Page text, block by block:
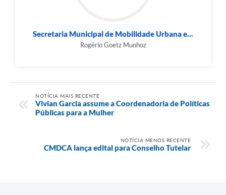
Secretaria Municipal de Mobilidade Urbana e...
Rogério Goetz Munhoz
NOTÍCIA MAIS RECENTE
Vivian Garcia assume a Coordenadoria de Políticas
Públicas para a Mulher
NOTÍCIA MENOS RECENTE
CMDCA lança edital para Conselho Tutelar